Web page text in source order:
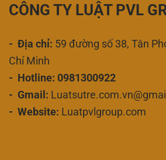
CÔNG TY LUẬT PVL
- Địa chỉ: 59 đường số 38, Tân
Chí Minh
- Hotline: 0981300922
- Gmail:
- Website: Luatpvlgroup.com